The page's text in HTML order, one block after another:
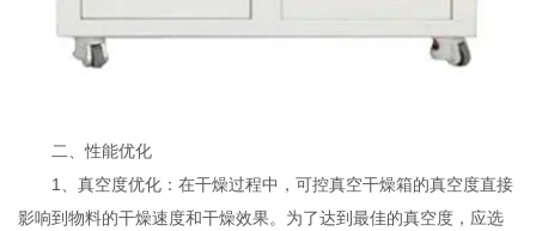
二、性能优化
1、真空度优化：在干燥过程中，可控真空干燥箱的真空度直接
影响到物料的干燥速度和干燥效果。为了达到最佳的真空度，应选